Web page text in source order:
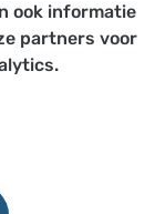
WZC -
ook informatie
partners voor